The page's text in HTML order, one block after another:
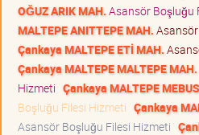
OĞUZ ARIK MAH. Asansör Boşluğu
MALTEPE ANITTEPE MAH.
Çankaya MALTEPE ETİ MAH.
Çankaya MALTEPE MALTEPE MAH.
Hizmeti Çankaya MALTEPE
Boşluğu Filesi Hizmeti Çankaya
Asansör Boşluğu Filesi Hizmeti